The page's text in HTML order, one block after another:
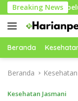
Langsung
ke
konten
Breaking News
Sebelum
Beranda
Beranda
Kesehatan Jasmani